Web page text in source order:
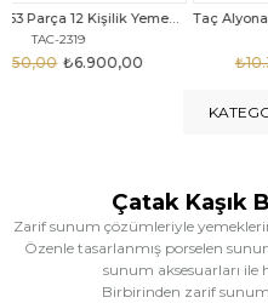
Taç Alyona 53 Parça 12 Kişilik Yemek Takımı Gold
₺10.350,00
Çatak Kaşık
Zarif sunum çözümleriyle
Özenle tasarlanmış porselen
sunum aksesuarları ile
Birbirinden zarif